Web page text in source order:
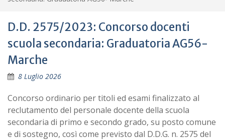
D.D. 2575/2023: Concorso docenti
scuola secondaria: Graduatoria AG56-
Marche
8 Luglio 2026
Concorso ordinario per titoli ed esami finalizzato al
reclutamento del personale docente della scuola
secondaria di primo e secondo grado, su posto comune
e di sostegno, così come previsto dal D.D.G. n. 2575 del